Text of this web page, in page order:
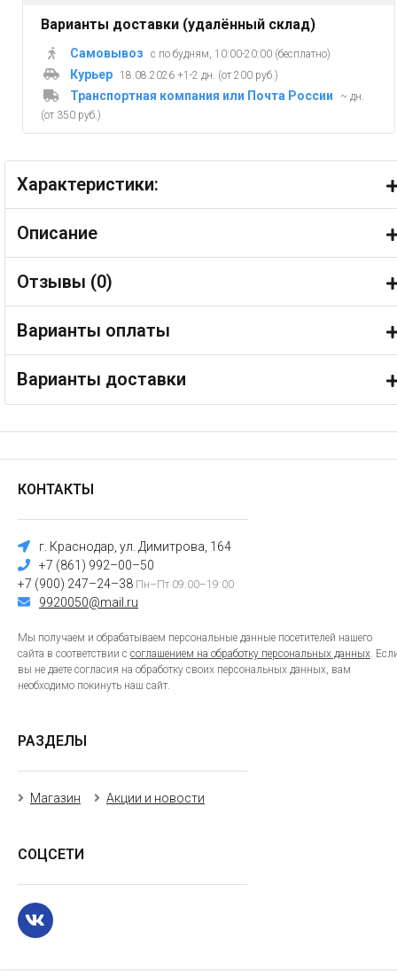
Варианты доставки (удалённый склад)
Самовывоз с по будням, 10:00-20:00 (бесплатно)
Курьер 18.08.2026 +1-2 дн. (от 200 руб.)
Транспортная компания или Почта России
~ дн.
(от 350 руб.)
Характеристики:
Описание
Отзывы (0)
Варианты оплаты
Варианты доставки
КОНТАКТЫ
г. Краснодар, ул. Димитрова, 164
+7 (861) 992–00–50
+7 (900) 247–24–38 Пн–Пт 09:00–19:00
9920050@mail.ru
Мы получаем и обрабатываем персональные данные посетителей нашего
сайта в соответствии с соглашением на обработку персональных данных.
вы не даете согласия на обработку своих персональных данных, вам
необходимо покинуть наш сайт.
РАЗДЕЛЫ
Магазин Акции и новости
СОЦСЕТИ